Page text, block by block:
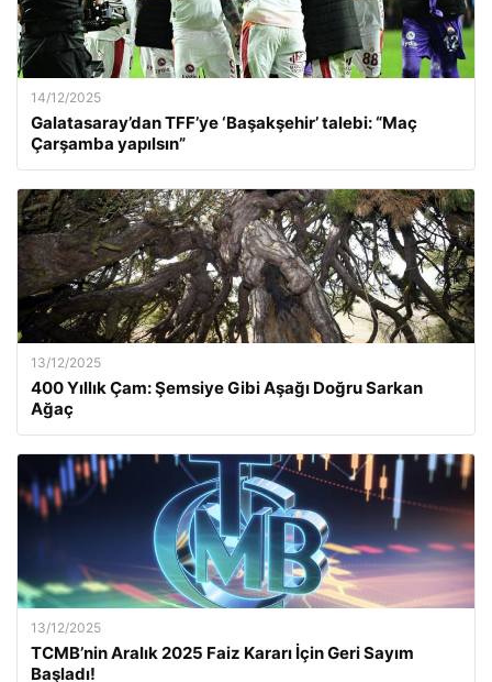
14/12/2025
Galatasaray’dan TFF’ye ‘Başakşehir’ talebi: “Maç
Çarşamba yapılsın”
13/12/2025
400 Yıllık Çam: Şemsiye Gibi Aşağı Doğru Sarkan
Ağaç
13/12/2025
TCMB’nin Aralık 2025 Faiz Kararı İçin Geri Sayım
Başladı!